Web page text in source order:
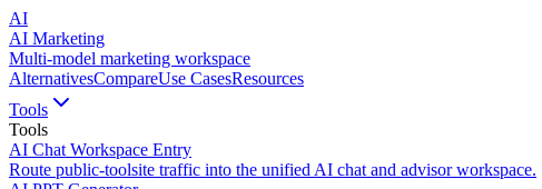
AI
AI Marketing
Multi-model marketing workspace
AlternativesCompareUse CasesResources
Tools
Tools
AI Chat Workspace Entry
Route public-toolsite traffic into the unified AI chat and advisor workspace.